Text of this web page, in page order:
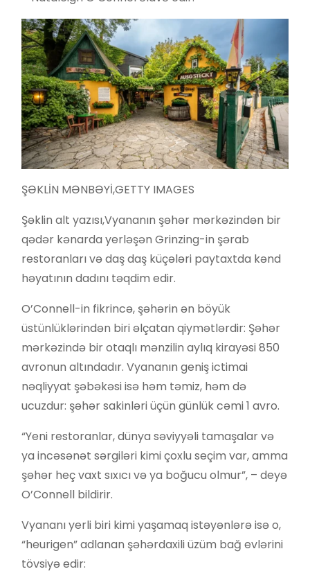
ŞƏKLİN MƏNBƏYİ,GETTY IMAGES
Şəklin alt yazısı,Vyananın şəhər mərkəzindən bir
qədər kənarda yerləşən Grinzing-in şərab
restoranları və daş daş küçələri paytaxtda kənd
həyatının dadını təqdim edir.
O’Connell-in fikrincə, şəhərin ən böyük
üstünlüklərindən biri əlçatan qiymətlərdir: Şəhər
mərkəzində bir otaqlı mənzilin aylıq kirayəsi 850
avronun altındadır. Vyananın geniş ictimai
nəqliyyat şəbəkəsi isə həm təmiz, həm də
ucuzdur: şəhər sakinləri üçün günlük cəmi 1 avro.
“Yeni restoranlar, dünya səviyyəli tamaşalar və
ya incəsənət sərgiləri kimi çoxlu seçim var, amma
şəhər heç vaxt sıxıcı və ya boğucu olmur”, – deyə
O’Connell bildirir.
Vyananı yerli biri kimi yaşamaq istəyənlərə isə o,
“heurigen” adlanan şəhərdaxili üzüm bağ evlərini
tövsiyə edir: